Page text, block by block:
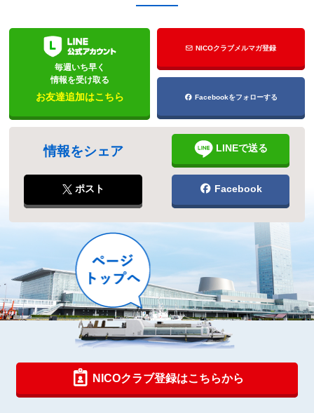
毎週いち早く
情報を受け取る
お友達追加はこちら
NICOクラブメルマガ登録
Facebookをフォローする
情報をシェア LINEで送る
ポスト Facebook
NICOクラブ登録はこちらから